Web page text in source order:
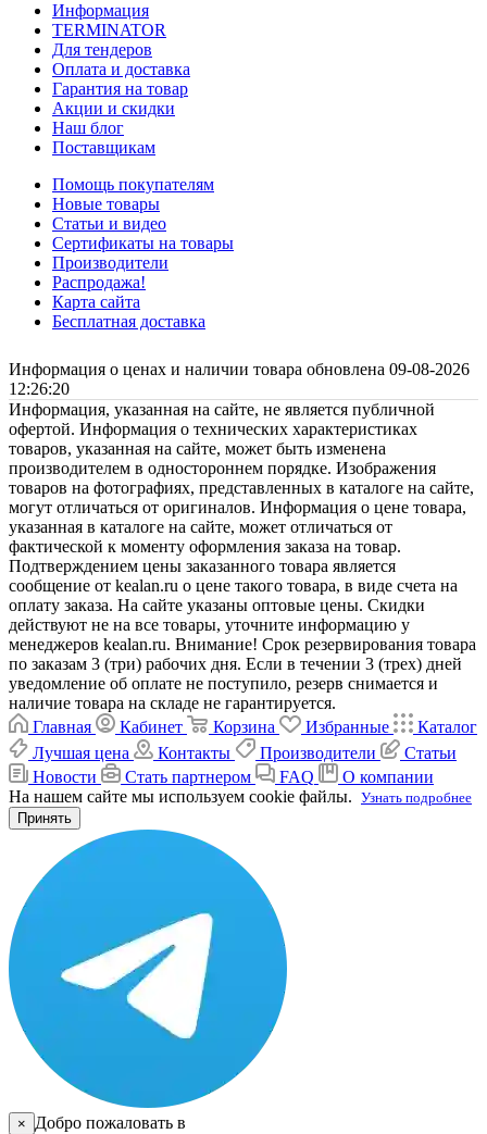
Информация
TERMINATOR
Для тендеров
Оплата и доставка
Гарантия на товар
Акции и скидки
Наш блог
Поставщикам
Помощь покупателям
Новые товары
Статьи и видео
Сертификаты на товары
Производители
Распродажа!
Карта сайта
Бесплатная доставка
Информация о ценах и наличии товара обновлена 09-08-2026
12:26:20
Информация, указанная на сайте, не является публичной
офертой. Информация о технических характеристиках
товаров, указанная на сайте, может быть изменена
производителем в одностороннем порядке. Изображения
товаров на фотографиях, представленных в каталоге на сайте,
могут отличаться от оригиналов. Информация о цене товара,
указанная в каталоге на сайте, может отличаться от
фактической к моменту оформления заказа на товар.
Подтверждением цены заказанного товара является
сообщение от kealan.ru о цене такого товара, в виде счета на
оплату заказа. На сайте указаны оптовые цены. Скидки
действуют не на все товары, уточните информацию у
менеджеров kealan.ru. Внимание! Срок резервирования товара
по заказам 3 (три) рабочих дня. Если в течении 3 (трех) дней
уведомление об оплате не поступило, резерв снимается и
наличие товара на складе не гарантируется.
Главная
Кабинет Корзина Избранные
Каталог
Лучшая цена
Контакты Производители
Статьи
Новости
Стать партнером FAQ
О компании
На нашем сайте мы используем cookie файлы. Узнать подробнее
Принять
×
Добро пожаловать в